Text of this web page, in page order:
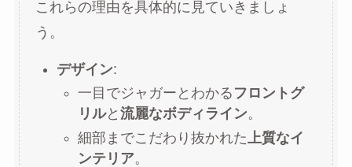
これらの理由を具体的に見ていきましょ
う。
デザイン:
一目でジャガーとわかる フロントグ
リルと 流麗なボディライン。
細部までこだわり抜かれた 上質なイ
ンテリア。